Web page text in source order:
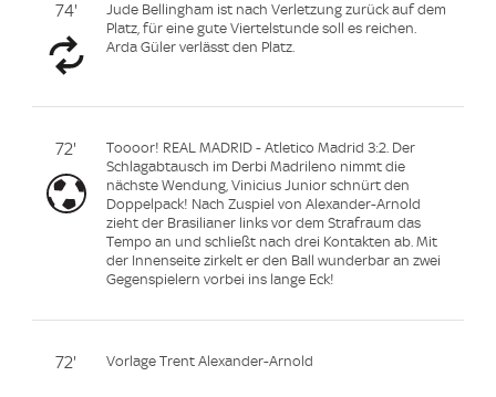
74'
Jude Bellingham ist nach Verletzung zurück auf dem
Platz, für eine gute Viertelstunde soll es reichen.
Arda Güler verlässt den Platz.
72'
Toooor! REAL MADRID - Atletico Madrid 3:2. Der
Schlagabtausch im Derbi Madrileno nimmt die
nächste Wendung, Vinicius Junior schnürt den
Doppelpack! Nach Zuspiel von Alexander-Arnold
zieht der Brasilianer links vor dem Strafraum das
Tempo an und schließt nach drei Kontakten ab. Mit
der Innenseite zirkelt er den Ball wunderbar an zwei
Gegenspielern vorbei ins lange Eck!
72' Vorlage Trent Alexander-Arnold